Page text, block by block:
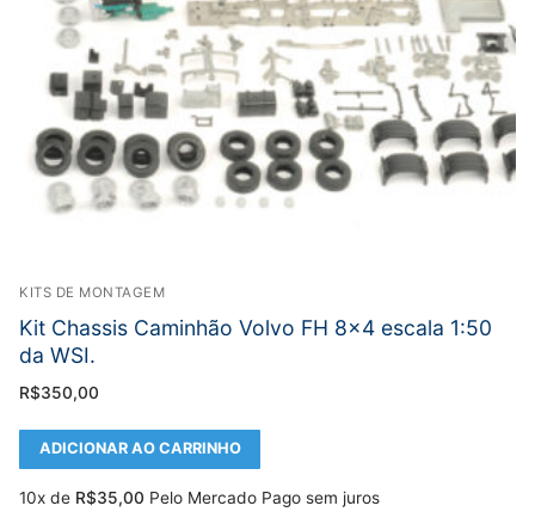
KITS DE MONTAGEM
Kit Chassis Caminhão Volvo FH 8×4 escala 1:50
da WSI.
R$350,00
ADICIONAR AO CARRINHO
10x de R$35,00 Pelo Mercado Pago sem juros